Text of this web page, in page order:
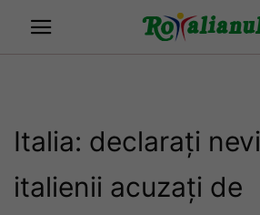
Italia: declarați
italienii acuzați de